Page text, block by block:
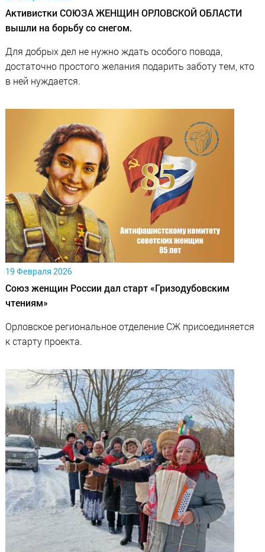
Активистки СОЮЗА ЖЕНЩИН ОРЛОВСКОЙ ОБЛАСТИ
вышли на борьбу со снегом.
Для добрых дел не нужно ждать особого повода,
достаточно простого желания подарить заботу тем, кто
в ней нуждается.
19 Февраля 2026
Союз женщин России дал старт «Гризодубовским
чтениям»
Орловское региональное отделение СЖ присоединяется
к старту проекта.